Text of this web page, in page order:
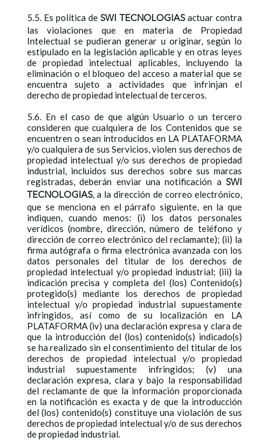
5.5. Es política deSWI TECNOLOGIASactuar contra
las violaciones que en materia de Propiedad
Intelectual se pudieran generar u originar, según lo
estipulado en la legislación aplicable y en otras leyes
de propiedad intelectual aplicables, incluyendo la
eliminación o el bloqueo del acceso a material que se
encuentra sujeto a actividades que infrinjan el
derecho de propiedad intelectual de terceros.
5.6. En el caso de que algún Usuario o un tercero
consideren que cualquiera de los Contenidos que se
encuentren o sean introducidos en LA PLATAFORMA
y/o cualquiera de sus Servicios, violen sus derechos de
propiedad intelectual y/o sus derechos de propiedad
industrial, incluidos sus derechos sobre sus marcas
registradas, deberán enviar una notificación aSWI
TECNOLOGIAS, a la dirección de correo electrónico,
que se menciona en el párrafo siguiente, en la que
indiquen, cuando menos: (i) los datos personales
verídicos (nombre, dirección, número de teléfono y
dirección de correo electrónico del reclamante); (ii) la
firma autógrafa o firma electrónica avanzada con los
datos personales del titular de los derechos de
propiedad intelectual y/o propiedad industrial; (iii) la
indicación precisa y completa del (los) Contenido(s)
protegido(s) mediante los derechos de propiedad
intelectual y/o propiedad industrial supuestamente
infringidos, así como de su localización en LA
PLATAFORMA (iv) una declaración expresa y clara de
que la introducción del (los) contenido(s) indicado(s)
se ha realizado sin el consentimiento del titular de los
derechos de propiedad intelectual y/o propiedad
industrial supuestamente infringidos; (v) una
declaración expresa, clara y bajo la responsabilidad
del reclamante de que la información proporcionada
en la notificación es exacta y de que la introducción
del (los) contenido(s) constituye una violación de sus
derechos de propiedad intelectual y/o de sus derechos
de propiedad industrial.